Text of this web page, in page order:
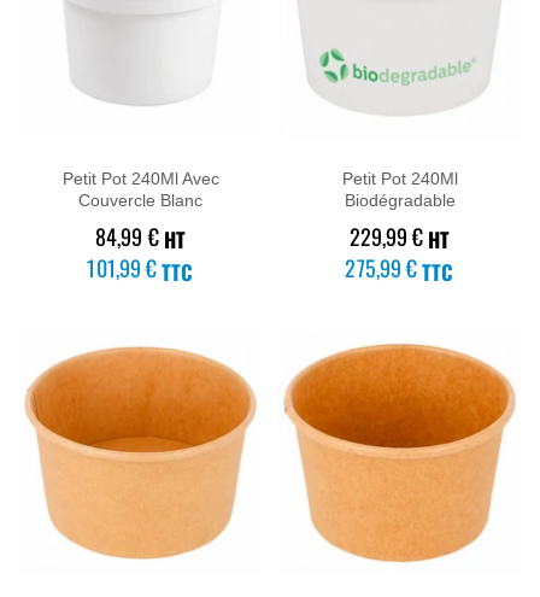
★★★★★
★★★★★
Petit Pot 240Ml Avec
Couvercle Blanc
84,99 € HT
101,99 €TTC
Petit Pot 240Ml
Biodégradable
229,99 € HT
275,99 €TTC